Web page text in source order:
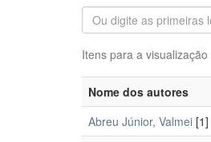
Itens para a
Nome dos autores
Abreu Júnior, Valmei [1]